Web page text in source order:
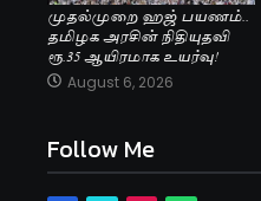
முதல்முறை ஹஜ் பயணம்..
தமிழக அரசின் நிதியுதவி
ரூ.35 ஆயிரமாக உயர்வு!
August 6, 2026
Follow Me